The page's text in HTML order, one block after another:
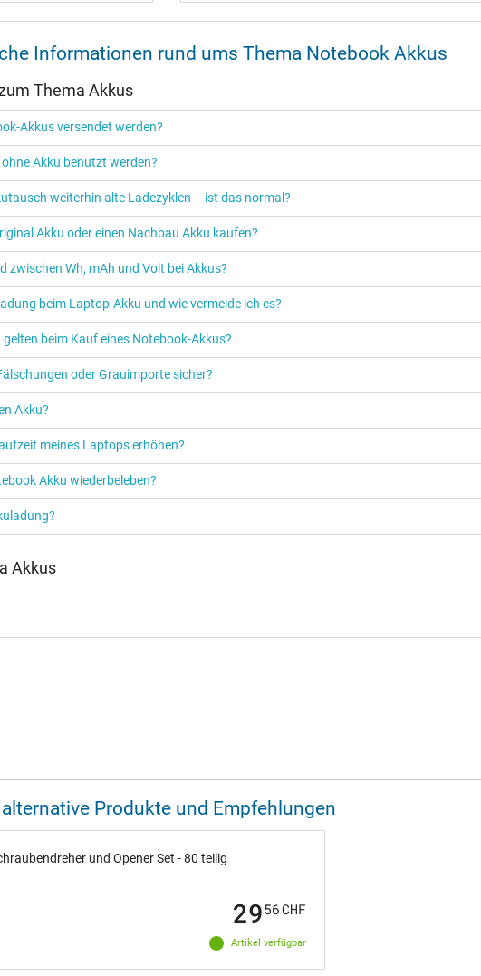
Informationen rund ums Thema Notebook Akkus
Thema Akkus
Akkus versendet werden?
Akku benutzt werden?
weiterhin alte Ladezyklen – ist das normal?
Akku oder einen Nachbau Akku kaufen?
zwischen Wh, mAh und Volt bei Akkus?
beim Laptop‑Akku und wie vermeide ich es?
beim Kauf eines Notebook-Akkus?
oder Grauimporte sicher?
Akku?
meines Laptops erhöhen?
Akku wiederbeleben?
Akkus
Produkte und Empfehlungen
und Opener Set - 80 teilig
Artikel verfügbar
2956CHF